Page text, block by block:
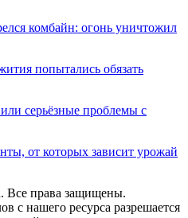
комбайн: огонь уничтожил
попытались обязать
серьёзные проблемы с
от которых зависит урожай
Все права защищены.
с нашего ресурса разрешается